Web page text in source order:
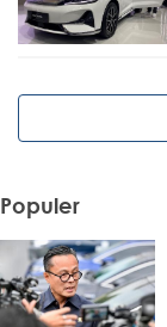
Populer